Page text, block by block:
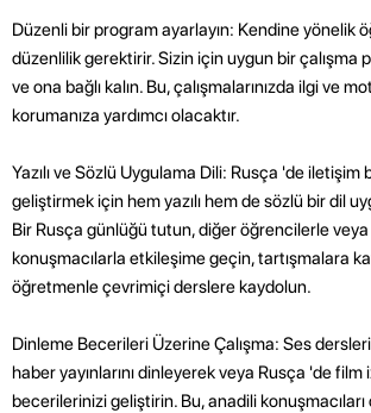
Düzenli bir program ayarlayın: Kendine yönelik
düzenlilik gerektirir. Sizin için uygun bir çalışma
ve ona bağlı kalın. Bu, çalışmalarınızda ilgi ve
korumanıza yardımcı olacaktır.
Yazılı ve Sözlü Uygulama Dili: Rusça 'de iletişim
geliştirmek için hem yazılı hem de sözlü bir dil
Bir Rusça günlüğü tutun, diğer öğrencilerle
konuşmacılarla etkileşime geçin, tartışmalara
öğretmenle çevrimiçi derslere kaydolun.
Dinleme Becerileri Üzerine Çalışma: Ses
haber yayınlarını dinleyerek veya Rusça 'de
becerilerinizi geliştirin. Bu, anadili konuşmacıları